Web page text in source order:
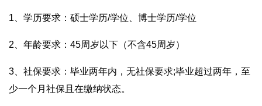
1、学历要求：硕士学历/学位、博士学历/学位
2、年龄要求：45周岁以下（不含45周岁）
3、社保要求：毕业两年内，无社保要求;毕业超过两年，至
少一个月社保且在缴纳状态。